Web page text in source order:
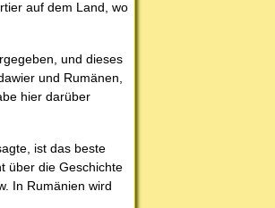
auf dem Land, wo
und dieses
und Rumänen,
hier darüber
ist das beste
über die Geschichte
In Rumänien wird